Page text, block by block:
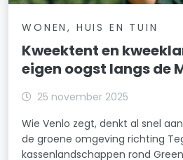
WONEN, HUIS EN TUIN
Kweektent en
eigen oogst langs de
25 november 2025
Wie Venlo zegt, denkt al snel
de groene omgeving richting
kassenlandschappen rond